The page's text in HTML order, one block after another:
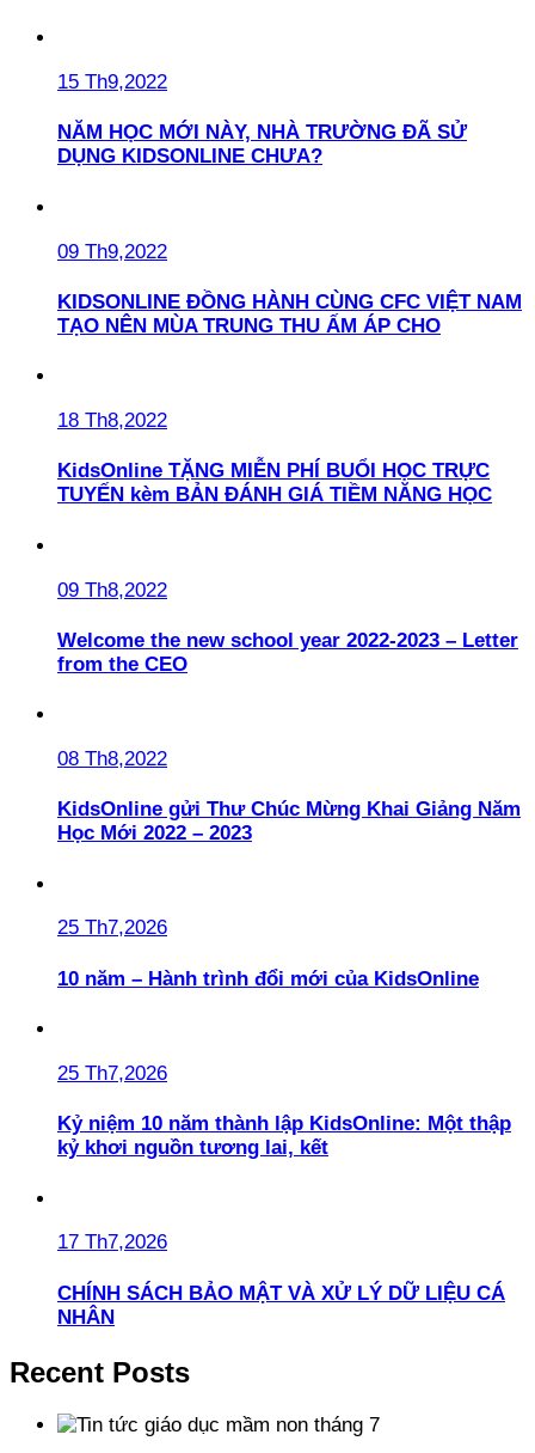
15 Th9,2022
NĂM HỌC MỚI NÀY, NHÀ TRƯỜNG ĐÃ SỬ
DỤNG KIDSONLINE CHƯA?
09 Th9,2022
KIDSONLINE ĐỒNG HÀNH CÙNG CFC VIỆT NAM
TẠO NÊN MÙA TRUNG THU ẤM ÁP CHO
18 Th8,2022
KidsOnline TẶNG MIỄN PHÍ BUỔI HỌC TRỰC
TUYẾN kèm BẢN ĐÁNH GIÁ TIỀM NĂNG HỌC
09 Th8,2022
Welcome the new school year 2022-2023 – Letter
from the CEO
08 Th8,2022
KidsOnline gửi Thư Chúc Mừng Khai Giảng Năm
Học Mới 2022 – 2023
25 Th7,2026
10 năm – Hành trình đổi mới của KidsOnline
25 Th7,2026
Kỷ niệm 10 năm thành lập KidsOnline: Một thập
kỷ khơi nguồn tương lai, kết
17 Th7,2026
CHÍNH SÁCH BẢO MẬT VÀ XỬ LÝ DỮ LIỆU CÁ
NHÂN
Recent Posts